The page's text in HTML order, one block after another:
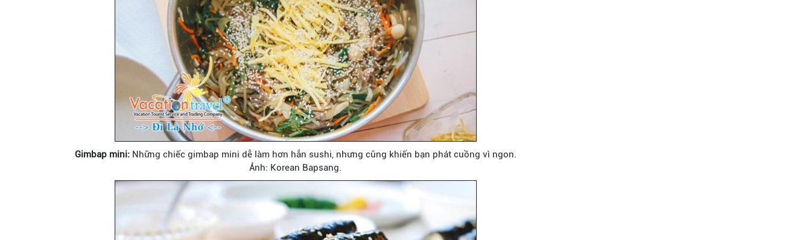
Gimbap mini:Những chiếc gimbap mini dễ làm hơn hẳn sushi, nhưng cũng khiến bạn phát cuồng vì ngon.
Ảnh: Korean Bapsang.